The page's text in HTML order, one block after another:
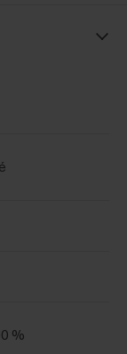
%